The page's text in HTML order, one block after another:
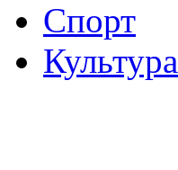
Спорт
Культура